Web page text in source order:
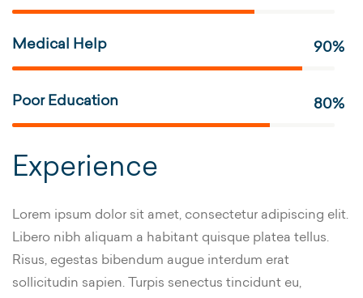
Medical Help 90%
Poor Education 80%
Experience
Lorem ipsum dolor sit amet, consectetur adipiscing elit.
Libero nibh aliquam a habitant quisque platea tellus.
Risus, egestas bibendum augue interdum erat
sollicitudin sapien. Turpis senectus tincidunt eu,